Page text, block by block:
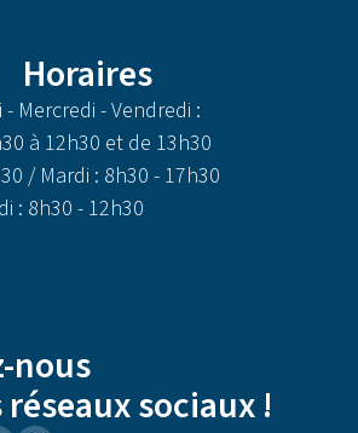
Horaires
- Mercredi - Vendredi :
à 12h30 et de 13h30
/ Mardi : 8h30 - 17h30
: 8h30 - 12h30
nous
sociaux !